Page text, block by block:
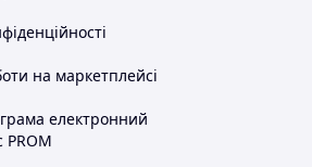
на маркетплейсі
електронний
PROM